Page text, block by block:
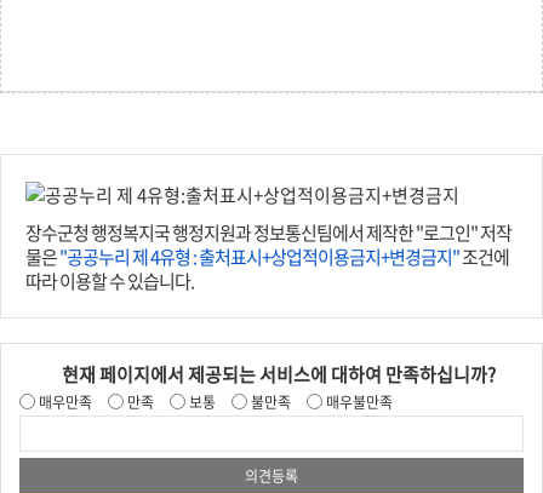
장수군청 행정복지국 행정지원과 정보통신팀에서 제작한 "로그인" 저작
물은"공공누리 제 4유형 : 출처표시+상업적이용금지+변경금지"조건에
따라 이용할 수 있습니다.
현재 페이지에서 제공되는 서비스에 대하여 만족하십니까?
매우만족 만족 보통 불만족 매우불만족